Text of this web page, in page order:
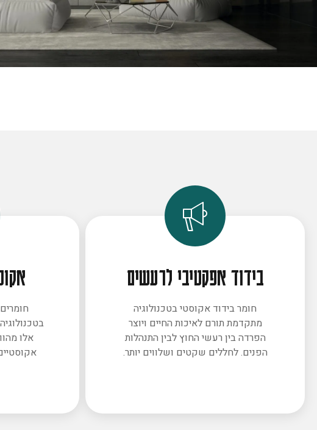
בידוד אפקטיבי לרעשים
חומר בידוד אקוסטי בטכנולוגיה
מתקדמת תורם לאיכות החיים ויוצר
הפרדה בין רעשי החוץ לבין התנהלות
הפנים. לחללים שקטים ושלווים יותר.
אלו